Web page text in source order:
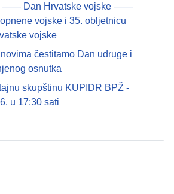
—— Dan Hrvatske vojske ——
vojske i 35. obljetnicu
vojske
čestitamo Dan udruge i
osnutka
skupštinu KUPIDR BPŽ -
u 17:30 sati